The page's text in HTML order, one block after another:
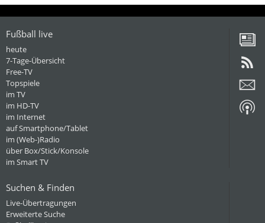
Fußball live
heute
7-Tage-Übersicht
Free-TV
Topspiele
im TV
im HD-TV
im Internet
auf Smartphone/Tablet
im (Web-)Radio
über Box/Stick/Konsole
im Smart TV
Suchen & Finden
Live-Übertragungen
Erweiterte Suche